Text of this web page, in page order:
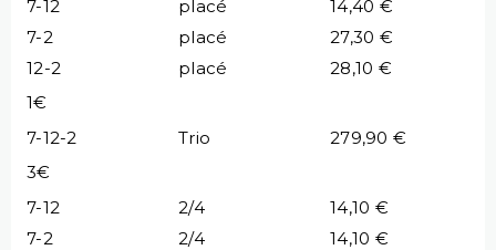
7-12 placé
14,40 €
7-2
placé
27,30 €
12-2
placé
28,10 €
1€
7-12-2
Trio
279,90 €
3€
7-12
2/4
14,10 €
7-2
2/4
14,10 €